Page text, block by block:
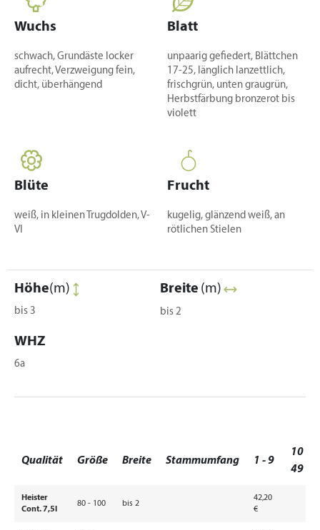
Wuchs
schwach, Grundäste locker
aufrecht, Verzweigung fein,
dicht, überhängend
Blatt
unpaarig gefiedert, Blättchen
17-25, länglich lanzettlich,
frischgrün, unten graugrün,
Herbstfärbung bronzerot bis
violett
Blüte
weiß, in kleinen Trugdolden, V-
VI
Frucht
kugelig, glänzend weiß, an
rötlichen Stielen
Höhe(m)
bis 3
Breite (m)
bis 2
WHZ
6a
Qualität Größe Breite Stammumfang 1 - 9
10 -
49
Heister
Cont. 7,5l
80 - 100 bis 2
42,20
€